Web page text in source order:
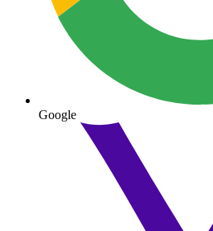
Google